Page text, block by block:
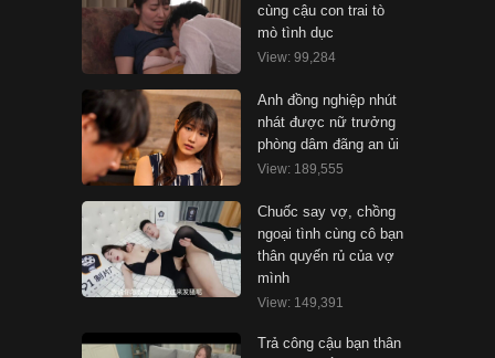
cùng cậu con trai tò
mò tình dục
View: 99,284
Anh đồng nghiệp nhút
nhát được nữ trưởng
phòng dâm đãng an ủi
View: 189,555
Chuốc say vợ, chồng
ngoại tình cùng cô bạn
thân quyến rủ của vợ
mình
View: 149,391
Trả công cậu bạn thân